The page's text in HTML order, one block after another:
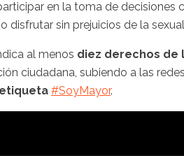
en la toma de decisiones
disfrutar sin prejuicios de la
al menos diez derechos de
ciudadana, subiendo a las
#SoyMayor.